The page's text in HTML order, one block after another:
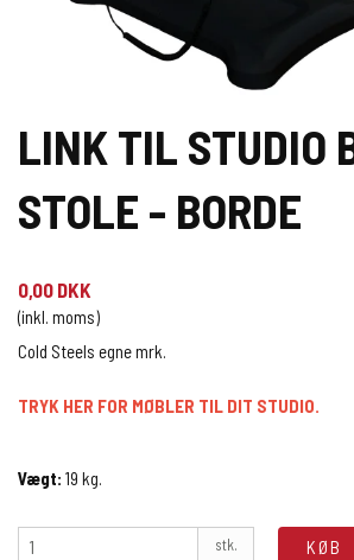
LINK TIL STUDIO
STOLE - BORDE
0,00 DKK
(inkl. moms)
Cold Steels egne mrk.
TRYK HER FOR MØBLER TIL DIT STUDIO.
Vægt: 19 kg.
stk. KØB